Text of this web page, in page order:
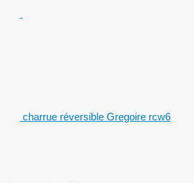
charrue réversible Gregoire rcw6